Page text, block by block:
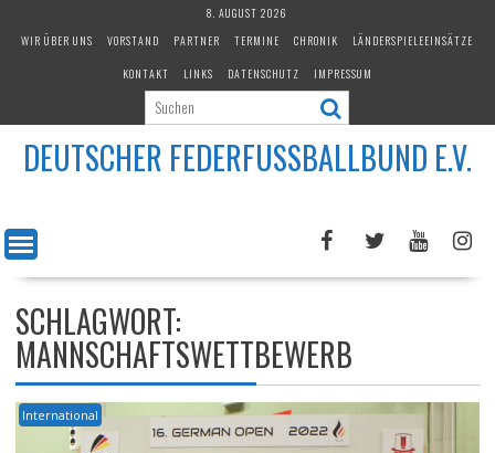
8. AUGUST 2026
WIR ÜBER UNS
VORSTAND PARTNER TERMINE CHRONIK
LÄNDERSPIELEEINSÄTZE
KONTAKT
LINKS DATENSCHUTZ IMPRESSUM
DEUTSCHER FEDERFUSSBALLBUND E.V.
SCHLAGWORT:
MANNSCHAFTSWETTBEWERB
International